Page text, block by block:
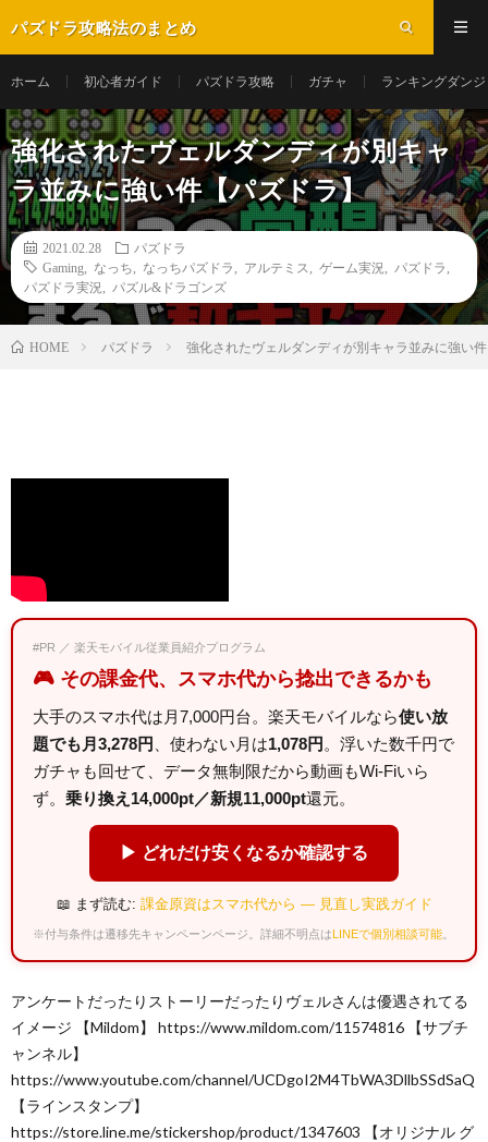
パズドラ攻略法のまとめ
ホーム 初心者ガイド パズドラ攻略 ガチャ ランキングダン
強化されたヴェルダンディが別キャ
ラ並みに強い件【パズドラ】
2021.02.28
パズドラ
Gaming
なっち なっちパズドラ アルテミス ゲーム実況 パズドラ
パズドラ実況
パズル&ドラゴンズ
HOME パズドラ 強化されたヴェルダンディが別キャラ並みに強い
#PR ／ 楽天モバイル従業員紹介プログラム
🎮 その課金代、スマホ代から捻出できるかも
大手のスマホ代は月7,000円台。楽天モバイルなら使い放
題でも月3,278円
、使わない月は1,078円 。浮いた数千円で
ガチャも回せて、データ無制限だから動画もWi-Fiいら
ず。 乗り換え14,000pt／新規11,000pt還元。
▶ どれだけ安くなるか確認する
📖 まず読む: 課金原資はスマホ代から — 見直し実践ガイド
※付与条件は遷移先キャンペーンページ。詳細不明点はLINEで個別相談可能
アンケートだったりストーリーだったりヴェルさんは優遇されてる
イメージ 【Mildom】 https://www.mildom.com/11574816 【サブチ
ャンネル】
https://www.youtube.com/channel/UCDgoI2M4TbWA3DllbSSdSaQ
【ラインスタンプ】
https://store.line.me/stickershop/product/1347603 【オリジナル グ